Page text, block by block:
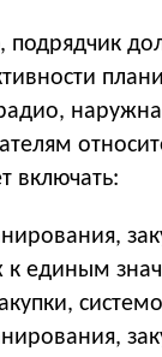
включать:
единым